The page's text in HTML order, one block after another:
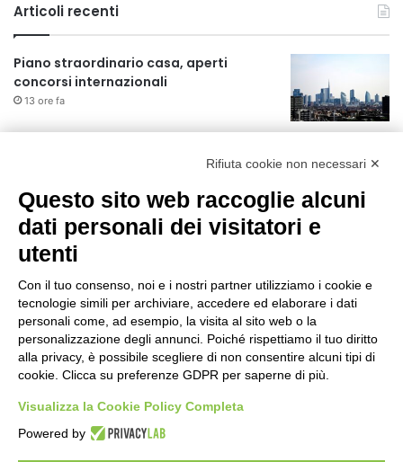
Articoli recenti
Piano straordinario casa, aperti
concorsi internazionali
13 ore fa
Un nuovo modello di IA stima il volume
dei ghiacciai del pianeta
14 ore fa
Manutenzione strade, nel biennio
2026-27 investiti 56 milioni
1 giorno fa
Il codice segreto dei neuroni: la
memoria della nascita che costruisce il
1 giorno fa
Rifiuta cookie non necessari ✕
Questo sito web raccoglie alcuni
dati personali dei visitatori e
utenti
Con il tuo consenso, noi e i nostri partner utilizziamo i cookie e
tecnologie simili per archiviare, accedere ed elaborare i dati
personali come, ad esempio, la visita al sito web o la
personalizzazione degli annunci. Poiché rispettiamo il tuo diritto
alla privacy, è possibile scegliere di non consentire alcuni tipi di
cookie. Clicca su preferenze GDPR per saperne di più.
Visualizza la Cookie Policy Completa
Powered by